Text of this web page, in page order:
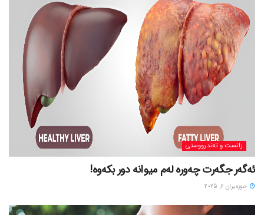
زانست و تەندرووستی
ئەگەر جگەرت چەورە لەم میوانە دور بکەوە!
حوزه‌یران 6, 2025